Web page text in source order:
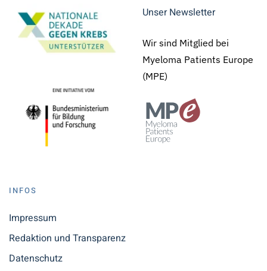
Unser Newsletter
Wir sind Mitglied bei
Myeloma Patients Europe
(MPE)
INFOS
Impressum
Redaktion und Transparenz
Datenschutz